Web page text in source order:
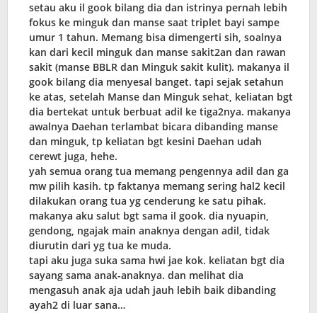
setau aku il gook bilang dia dan istrinya pernah lebih
fokus ke minguk dan manse saat triplet bayi sampe
umur 1 tahun. Memang bisa dimengerti sih, soalnya
kan dari kecil minguk dan manse sakit2an dan rawan
sakit (manse BBLR dan Minguk sakit kulit). makanya il
gook bilang dia menyesal banget. tapi sejak setahun
ke atas, setelah Manse dan Minguk sehat, keliatan bgt
dia bertekat untuk berbuat adil ke tiga2nya. makanya
awalnya Daehan terlambat bicara dibanding manse
dan minguk, tp keliatan bgt kesini Daehan udah
cerewt juga, hehe.
yah semua orang tua memang pengennya adil dan ga
mw pilih kasih. tp faktanya memang sering hal2 kecil
dilakukan orang tua yg cenderung ke satu pihak.
makanya aku salut bgt sama il gook. dia nyuapin,
gendong, ngajak main anaknya dengan adil, tidak
diurutin dari yg tua ke muda.
tapi aku juga suka sama hwi jae kok. keliatan bgt dia
sayang sama anak-anaknya. dan melihat dia
mengasuh anak aja udah jauh lebih baik dibanding
ayah2 di luar sana…